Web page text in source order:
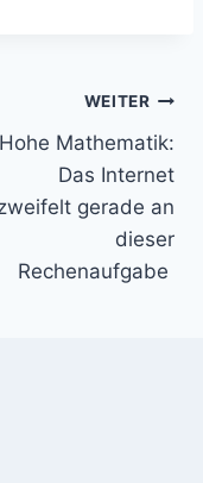
WEITER
Hohe Mathematik:
Das Internet
gerade an
dieser
Rechenaufgabe